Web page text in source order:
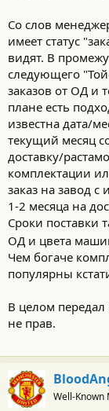
Со слов
имеет статус
видят. В
следующего
заказов от ОД и
плане есть
известна дата/
текущий месяц
доставку/
комплектации
заказ на завод с
1-2 месяца на
Сроки поставки
ОД и цвета
Чем богаче
популярны
В целом
не прав.
Well-Known